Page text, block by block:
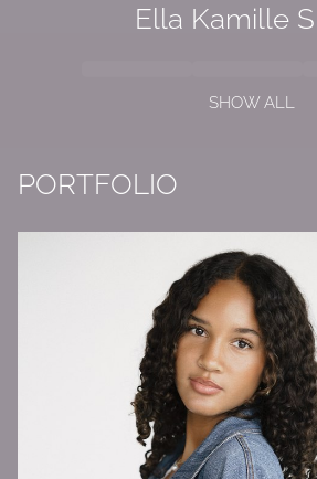
Ella Kamille
SHOW ALL
PORTFOLIO